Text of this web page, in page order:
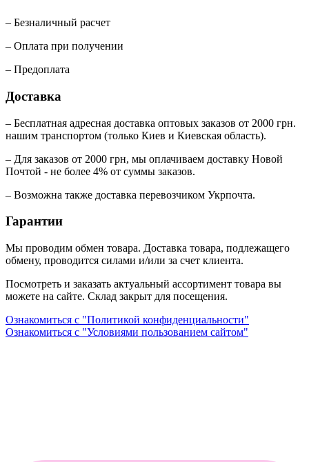
– Безналичный расчет
– Оплата при получении
– Предоплата
Доставка
– Бесплатная адресная доставка оптовых заказов от 2000 грн.
нашим транспортом (только Киев и Киевская область).
– Для заказов от 2000 грн, мы оплачиваем доставку Новой
Почтой - не более 4% от суммы заказов.
– Возможна также доставка перевозчиком Укрпочта.
Гарантии
Мы проводим обмен товара. Доставка товара, подлежащего
обмену, проводится силами и/или за счет клиента.
Посмотреть и заказать актуальный ассортимент товара вы
можете на сайте. Склад закрыт для посещения.
Ознакомиться с "Политикой конфиденциальности"
Ознакомиться с "Условиями пользованием сайтом"